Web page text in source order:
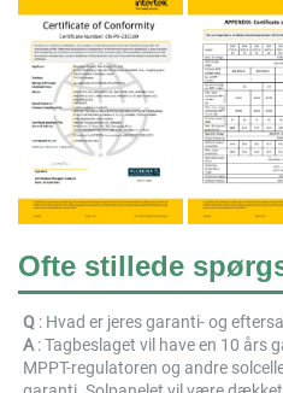
Ofte stillede
Q : Hvad er jeres garanti- og
A : Tagbeslaget vil have en 10 års
MPPT-regulatoren og andre